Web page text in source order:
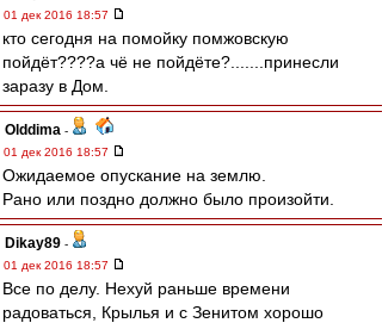
01 дек 2016 18:57
кто сегодня на помойку помжовскую
пойдёт????а чё не пойдёте?.......принесли
заразу в Дом.
Olddima -
01 дек 2016 18:57
Ожидаемое опускание на землю.
Рано или поздно должно было произойти.
Dikay89 -
01 дек 2016 18:57
Все по делу. Нехуй раньше времени
радоваться, Крылья и с Зенитом хорошо